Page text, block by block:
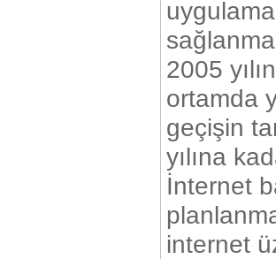
2005
ortamda
geçişin
yılına
İnternet
internet